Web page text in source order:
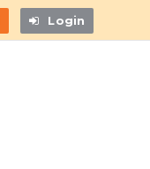
Login